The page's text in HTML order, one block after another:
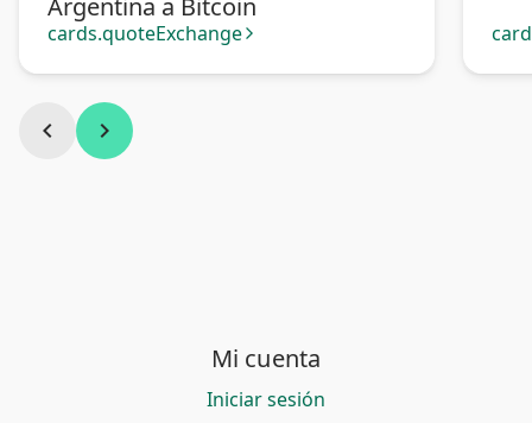
Argentina a Bitcoin
cards.quoteExchange arrow_forward_ios
chevron_left chevron_right
Mi cuenta
Iniciar sesión